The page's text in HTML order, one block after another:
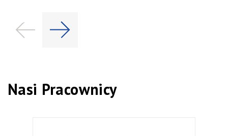
Nasi Pracownicy